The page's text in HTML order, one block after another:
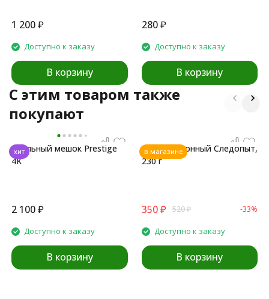
1 200₽
Доступно к заказу
В корзину
280 ₽
Доступно к заказу
В корзину
C этим товаром также
покупают
хит
Спальный мешок Prestige
4K
2 100₽
Доступно к заказу
В корзину
в магазине
Газ всесезонный Следопыт,
230 г
350 ₽ 520₽ -33%
Доступно к заказу
В корзину